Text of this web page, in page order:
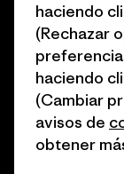
Encuentra una
© 2026 Patagonia,
haciendo
(Rechazar
haciendo
(Cambiar
avisos de
obtener